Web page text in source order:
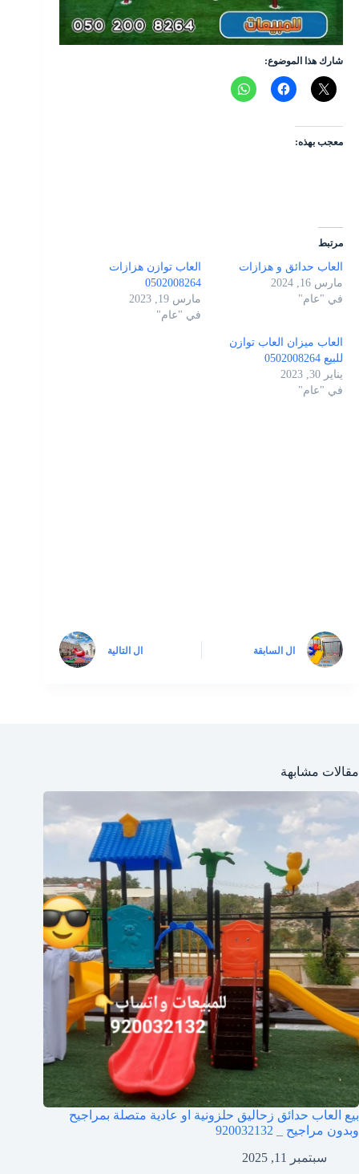
شارك هذا الموضوع:
معجب بهذه:
مرتبط
العاب حدائق و هزازات
مارس 16, 2024
في "عام"
العاب توازن هزازات
0502008264
مارس 19, 2023
في "عام"
العاب ميزان العاب توازن
للبيع 0502008264
يناير 30, 2023
في "عام"
ال السابقة ال التالية
مقالات مشابهة
بيع العاب حدائق زحاليق حلزونية او عادية متصلة بمراجيح
وبدون مراجيح _ 920032132
سبتمبر 11, 2025